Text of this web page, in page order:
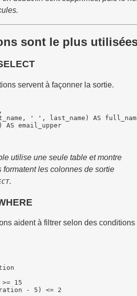
sont le plus
servent à façonner la sortie.
utilise une seule table et montre
formatent les colonnes de sortie
.
aident à filtrer selon des conditions
>= 15
- 5) <= 2